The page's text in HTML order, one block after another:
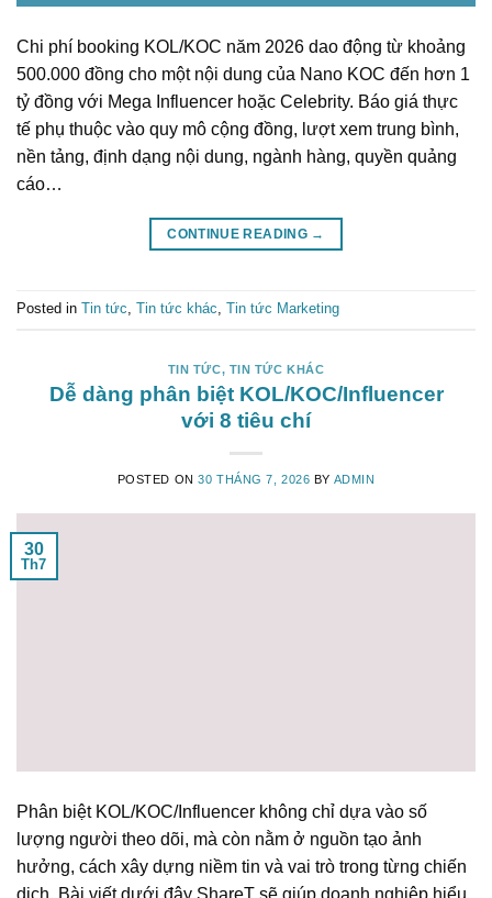
Chi phí booking KOL/KOC năm 2026 dao động từ khoảng
500.000 đồng cho một nội dung của Nano KOC đến hơn 1
tỷ đồng với Mega Influencer hoặc Celebrity. Báo giá thực
tế phụ thuộc vào quy mô cộng đồng, lượt xem trung bình,
nền tảng, định dạng nội dung, ngành hàng, quyền quảng
cáo…
CONTINUE READING →
Posted in Tin tức Tin tức khác Tin tức Marketing
TIN TỨC, TIN TỨC KHÁC
Dễ dàng phân biệt KOL/KOC/Influencer
với 8 tiêu chí
POSTED ON30 THÁNG 7, 2026 BY ADMIN
30
Th7
Phân biệt KOL/KOC/Influencer không chỉ dựa vào số
lượng người theo dõi, mà còn nằm ở nguồn tạo ảnh
hưởng, cách xây dựng niềm tin và vai trò trong từng chiến